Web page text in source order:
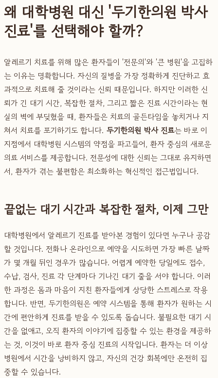
왜 대학병원 대신 '두기한의원 박사
진료'를 선택해야 할까?
알레르기 치료를 위해 많은 환자들이 '전문의'와 '큰 병원'을 고집하
는 이유는 명확합니다. 자신의 질병을 가장 정확하게 진단하고 효
과적으로 치료해 줄 것이라는 신뢰 때문입니다. 하지만 이러한 신
뢰가 긴 대기 시간, 복잡한 절차, 그리고 짧은 진료 시간이라는 현
실의 벽에 부딪혔을 때, 환자들은 치료의 골든타임을 놓치거나 지
쳐서 치료를 포기하기도 합니다. 두기한의원 박사 진료는 바로 이
지점에서 대학병원 시스템의 약점을 파고들어, 환자 중심의 새로운
의료 서비스를 제공합니다. 전문성에 대한 신뢰는 그대로 유지하면
서, 환자가 겪는 불편함은 최소화하는 혁신적인 접근법입니다.
끝없는 대기 시간과 복잡한 절차, 이제 그만
대학병원에서 알레르기 진료를 받아본 경험이 있다면 누구나 공감
할 것입니다. 전화나 온라인으로 예약을 시도하면 가장 빠른 날짜
가 몇 개월 뒤인 경우가 많습니다. 어렵게 예약한 당일에도 접수,
수납, 검사, 진료 각 단계마다 기나긴 대기 줄을 서야 합니다. 이러
한 과정은 몸과 마음이 지친 환자들에게 상당한 스트레스로 작용
합니다. 반면, 두기한의원은 예약 시스템을 통해 환자가 원하는 시
간에 편안하게 진료를 받을 수 있도록 돕습니다. 불필요한 대기 시
간을 없애고, 오직 환자의 이야기에 집중할 수 있는 환경을 제공하
는 것, 이것이 바로 환자 중심 진료의 시작입니다. 환자는 더 이상
병원에서 시간을 낭비하지 않고, 자신의 건강 회복에만 온전히 집
중할 수 있습니다.